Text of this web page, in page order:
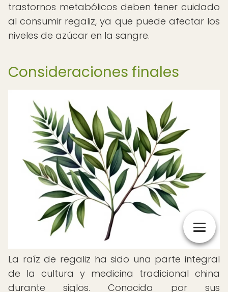
trastornos metabólicos deben tener cuidado
al consumir regaliz, ya que puede afectar los
niveles de azúcar en la sangre.
Consideraciones finales
La raíz de regaliz ha sido una parte integral
de la cultura y medicina tradicional china
durante siglos. Conocida por sus